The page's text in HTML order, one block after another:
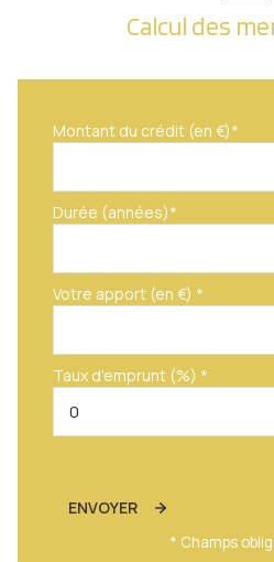
Calcul des
Montant du crédit (en €)*
Durée (années)*
Votre apport (en €) *
Taux d'emprunt (%) *
ENVOYER
* Champs